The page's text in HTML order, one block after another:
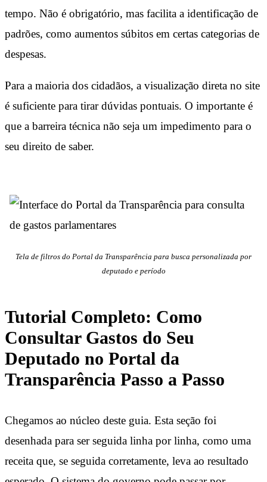
tempo. Não é obrigatório, mas facilita a identificação de
padrões, como aumentos súbitos em certas categorias de
despesas.
Para a maioria dos cidadãos, a visualização direta no site
é suficiente para tirar dúvidas pontuais. O importante é
que a barreira técnica não seja um impedimento para o
seu direito de saber.
Tela de filtros do Portal da Transparência para busca personalizada por
deputado e período
Tutorial Completo: Como
Consultar Gastos do Seu
Deputado no Portal da
Transparência Passo a Passo
Chegamos ao núcleo deste guia. Esta seção foi
desenhada para ser seguida linha por linha, como uma
receita que, se seguida corretamente, leva ao resultado